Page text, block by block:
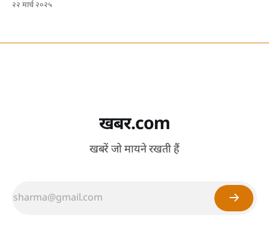
२२ मार्च २०२५
खबर.com
खबरें जो मायने रखती हैं